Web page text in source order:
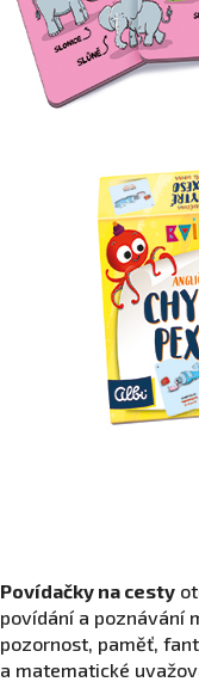
Povídačky na cesty
povídání a poznávání
pozornost, paměť,
a matematické